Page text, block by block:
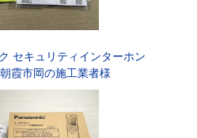
セキュリティインターホン
霞市岡の施工業者様